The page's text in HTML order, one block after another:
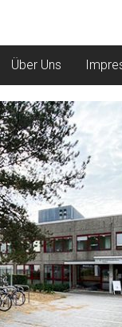
Über Uns